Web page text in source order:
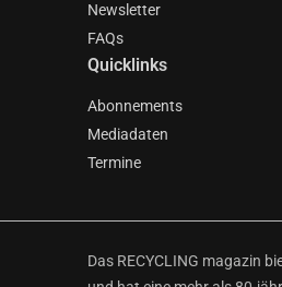
Newsletter
FAQs
Quicklinks
Abonnements
Mediadaten
Termine
Das RECYCLING magazin